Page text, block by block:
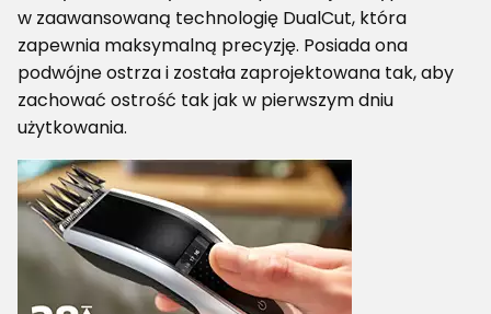
w zaawansowaną technologię DualCut, która
zapewnia maksymalną precyzję. Posiada ona
podwójne ostrza i została zaprojektowana tak, aby
zachować ostrość tak jak w pierwszym dniu
użytkowania.